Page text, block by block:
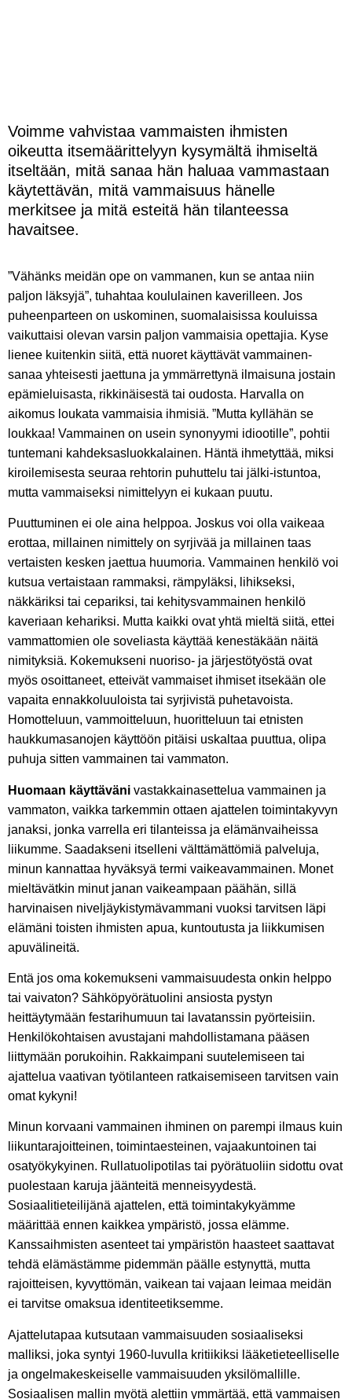
Voimme vahvistaa vammaisten ihmisten
oikeutta itsemäärittelyyn kysymältä ihmiseltä
itseltään, mitä sanaa hän haluaa vammastaan
käytettävän, mitä vammaisuus hänelle
merkitsee ja mitä esteitä hän tilanteessa
havaitsee.
”Vähänks meidän ope on vammanen, kun se antaa niin
paljon läksyjä”, tuhahtaa koululainen kaverilleen. Jos
puheenparteen on uskominen, suomalaisissa kouluissa
vaikuttaisi olevan varsin paljon vammaisia opettajia. Kyse
lienee kuitenkin siitä, että nuoret käyttävät vammainen-
sanaa yhteisesti jaettuna ja ymmärrettynä ilmaisuna jostain
epämieluisasta, rikkinäisestä tai oudosta. Harvalla on
aikomus loukata vammaisia ihmisiä. ”Mutta kyllähän se
loukkaa! Vammainen on usein synonyymi idiootille”, pohtii
tuntemani kahdeksasluokkalainen. Häntä ihmetyttää, miksi
kiroilemisesta seuraa rehtorin puhuttelu tai jälki-istuntoa,
mutta vammaiseksi nimittelyyn ei kukaan puutu.
Puuttuminen ei ole aina helppoa. Joskus voi olla vaikeaa
erottaa, millainen nimittely on syrjivää ja millainen taas
vertaisten kesken jaettua huumoria. Vammainen henkilö voi
kutsua vertaistaan rammaksi, rämpyläksi, lihikseksi,
näkkäriksi tai cepariksi, tai kehitysvammainen henkilö
kaveriaan kehariksi. Mutta kaikki ovat yhtä mieltä siitä, ettei
vammattomien ole soveliasta käyttää kenestäkään näitä
nimityksiä. Kokemukseni nuoriso- ja järjestötyöstä ovat
myös osoittaneet, etteivät vammaiset ihmiset itsekään ole
vapaita ennakkoluuloista tai syrjivistä puhetavoista.
Homotteluun, vammoitteluun, huoritteluun tai etnisten
haukkumasanojen käyttöön pitäisi uskaltaa puuttua, olipa
puhuja sitten vammainen tai vammaton.
Huomaan käyttäväni vastakkainasettelua vammainen ja
vammaton, vaikka tarkemmin ottaen ajattelen toimintakyvyn
janaksi, jonka varrella eri tilanteissa ja elämänvaiheissa
liikumme. Saadakseni itselleni välttämättömiä palveluja,
minun kannattaa hyväksyä termi vaikeavammainen. Monet
mieltävätkin minut janan vaikeampaan päähän, sillä
harvinaisen niveljäykistymävammani vuoksi tarvitsen läpi
elämäni toisten ihmisten apua, kuntoutusta ja liikkumisen
apuvälineitä.
Entä jos oma kokemukseni vammaisuudesta onkin helppo
tai vaivaton? Sähköpyörätuolini ansiosta pystyn
heittäytymään festarihumuun tai lavatanssin pyörteisiin.
Henkilökohtaisen avustajani mahdollistamana pääsen
liittymään porukoihin. Rakkaimpani suutelemiseen tai
ajattelua vaativan työtilanteen ratkaisemiseen tarvitsen vain
omat kykyni!
Minun korvaani vammainen ihminen on parempi ilmaus kuin
liikuntarajoitteinen, toimintaesteinen, vajaakuntoinen tai
osatyökykyinen. Rullatuolipotilas tai pyörätuoliin sidottu ovat
puolestaan karuja jäänteitä menneisyydestä.
Sosiaalitieteilijänä ajattelen, että toimintakykyämme
määrittää ennen kaikkea ympäristö, jossa elämme.
Kanssaihmisten asenteet tai ympäristön haasteet saattavat
tehdä elämästämme pidemmän päälle estynyttä, mutta
rajoitteisen, kyvyttömän, vaikean tai vajaan leimaa meidän
ei tarvitse omaksua identiteetiksemme.
Ajattelutapaa kutsutaan vammaisuuden sosiaaliseksi
malliksi, joka syntyi 1960-luvulla kritiikiksi lääketieteelliselle
ja ongelmakeskeiselle vammaisuuden yksilömallille.
Sosiaalisen mallin myötä alettiin ymmärtää, että vammaisen